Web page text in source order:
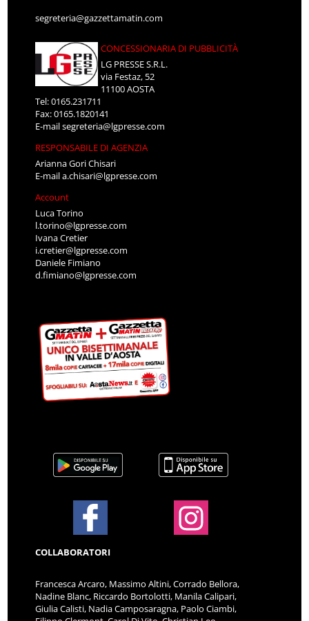
segreteria@gazzettamatin.com
CONCESSIONARIA DI PUBBLICITÀ
LG PRESSE S.R.L.
via Festaz, 52
11100 AOSTA
Tel: 0165.231711
Fax: 0165.1820141
E-mailsegreteria@lgpresse.com
RESPONSABILE DI AGENZIA
Arianna Gori Chisari
E-maila.chisari@lgpresse.com
Account
Luca Torino
l.torino@lgpresse.com
Ivana Cretier
i.cretier@lgpresse.com
Daniele Fimiano
d.fimiano@lgpresse.com
COLLABORATORI
Francesca Arcaro, Massimo Altini, Corrado Bellora,
Nadine Blanc, Riccardo Bortolotti, Manila Calipari,
Giulia Calisti, Nadia Camposaragna, Paolo Ciambi,